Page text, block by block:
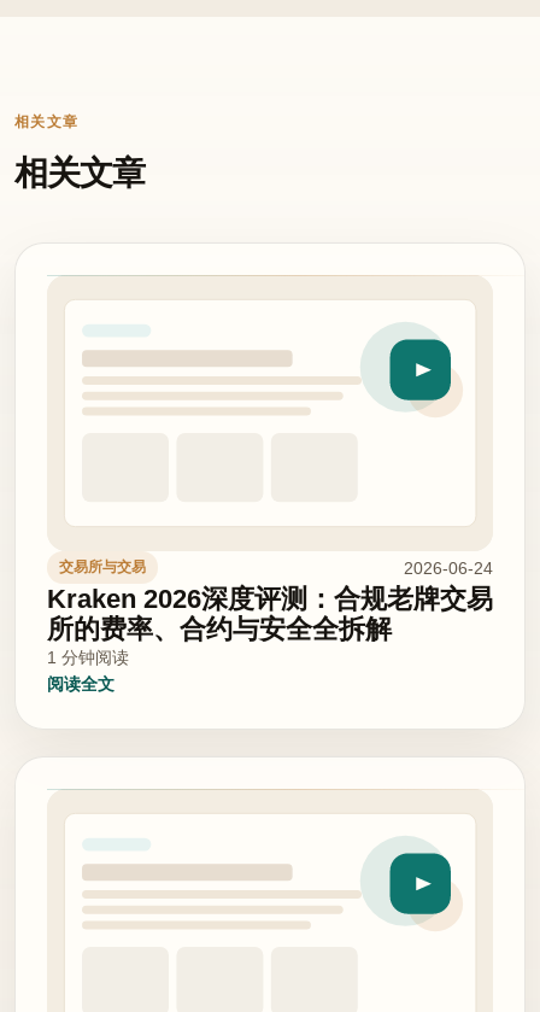
相关文章
相关文章
交易所与交易 2026-06-24
Kraken 2026深度评测：合规老牌交易
所的费率、合约与安全全拆解
1 分钟阅读
阅读全文